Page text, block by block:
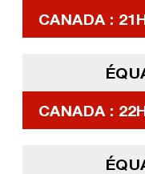
CANADA :
CANADA :